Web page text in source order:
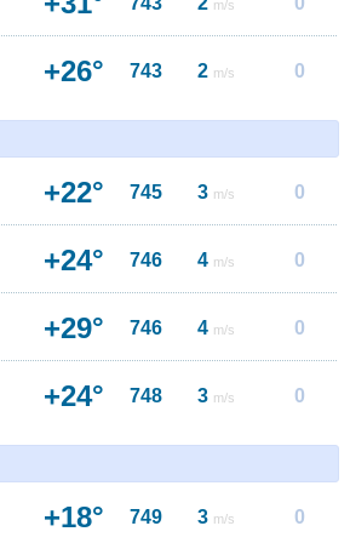
m/s
+26° 743 2 m/s 0
+22° 745 3 m/s 0
+24° 746 4 m/s 0
+29° 746 4 m/s 0
+24° 748 3 m/s 0
+18° 749 3 m/s 0